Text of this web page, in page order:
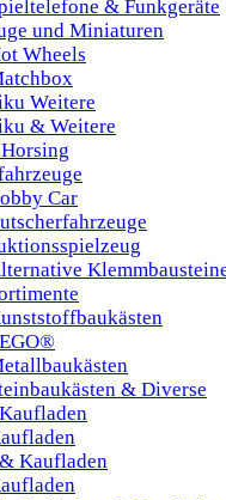
& Funkgeräte
und Miniaturen
Wheels
Weitere
& Weitere
Car
& Diverse
Kaufladen